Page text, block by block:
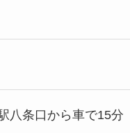
八条口から車で15分